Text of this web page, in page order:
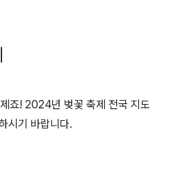
죠! 2024년 벚꽃 축제 전국 지도
시기 바랍니다.